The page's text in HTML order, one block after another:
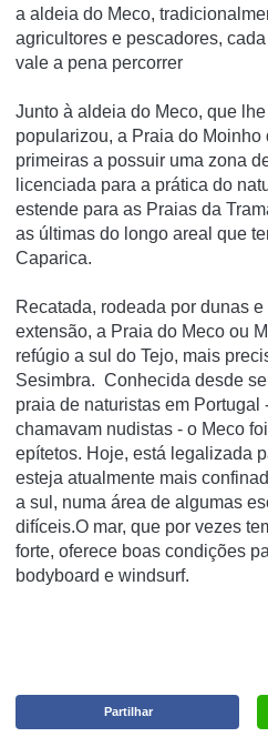
a aldeia do Meco,
agricultores e pescadores,
vale a pena percorrer
Junto à aldeia do Meco, que
popularizou, a Praia do Moinho
primeiras a possuir uma zona
licenciada para a prática do
estende para as Praias da
as últimas do longo areal que
Caparica.
Recatada, rodeada por dunas
extensão, a Praia do Meco ou
refúgio a sul do Tejo, mais
Sesimbra. Conhecida desde
praia de naturistas em Portugal
chamavam nudistas - o Meco
epítetos. Hoje, está legalizada
esteja atualmente mais
a sul, numa área de algumas
difíceis.O mar, que por vezes
forte, oferece boas condições
bodyboard e windsurf.
Partilhar